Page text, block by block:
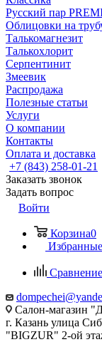
Русский пар
Облицовки на
Талькомагнезит
Талькохлорит
Серпентинит
Змеевик
Распродажа
Полезные статьи
Услуги
О компании
Контакты
Оплата и доставка
+7 (843) 258-01-21
Заказать звонок
Задать вопрос
Войти
Корзина0
Салон-магазин
г. Казань улица
"BIGZUR" 2-ой